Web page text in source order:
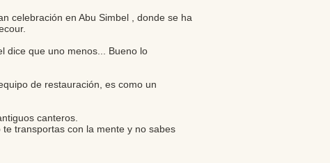
celebración en Abu Simbel , donde se ha
dice que uno menos... Bueno lo
de restauración, es como un
canteros.
transportas con la mente y no sabes